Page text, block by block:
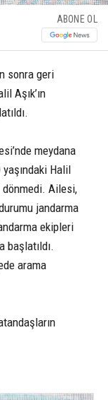
ABONE OL
sonra geri
Aşık’ın
meydana
Halil
dönmedi. Ailesi,
jandarma
ekipleri
başlatıldı.
arama